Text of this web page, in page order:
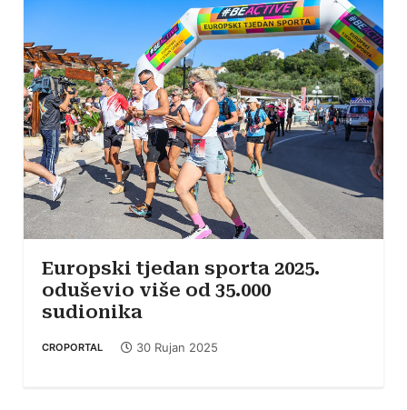
Europski tjedan sporta 2025.
oduševio više od 35.000
sudionika
CROPORTAL 30 Rujan 2025